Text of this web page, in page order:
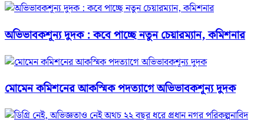
অভিভাবকশূন্য দুদক : কবে পাচ্ছে নতুন চেয়ারম্যান, কমিশনার
মোমেন কমিশনের আকস্মিক পদত্যাগে অভিভাবকশূন্য দুদক